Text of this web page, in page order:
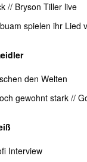
// Bryson Tiller live
spielen ihr Lied
den Welten
gewohnt stark //
Interview